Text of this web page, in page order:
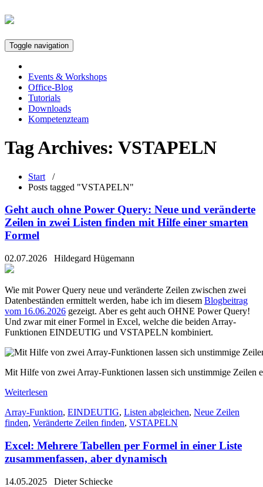
Toggle navigation
Events & Workshops
Office-Blog
Tutorials
Downloads
Kompetenzteam
Tag Archives: VSTAPELN
Start /
Posts tagged "VSTAPELN"
Geht auch ohne Power Query: Neue und veränderte
Zeilen in zwei Listen finden mit Hilfe einer smarten
Formel
02.07.2026 Hildegard Hügemann
Wie mit Power Query neue und veränderte Zeilen zwischen zwei
Datenbeständen ermittelt werden, habe ich im diesem Blogbeitrag
vom 16.06.2026 gezeigt. Aber es geht auch OHNE Power Query!
Und zwar mit einer Formel in Excel, welche die beiden Array-
Funktionen EINDEUTIG und VSTAPELN kombiniert.
Mit Hilfe von zwei Array-Funktionen lassen sich unstimmige Zeilen
Weiterlesen
Array-Funktion, EINDEUTIG, Listen abgleichen, Neue Zeilen
finden, Veränderte Zeilen finden, VSTAPELN
Excel: Mehrere Tabellen per Formel in einer Liste
zusammenfassen, aber dynamisch
14.05.2025 Dieter Schiecke